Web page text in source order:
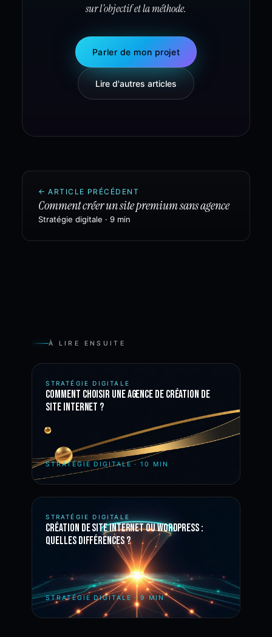
sur l'objectif et la méthode.
Parler de mon projet
Lire d'autres articles
← ARTICLE PRÉCÉDENT
Comment créer un site premium sans agence
Stratégie digitale · 9 min
À LIRE ENSUITE
STRATÉGIE DIGITALE
Comment choisir une agence de création de
site internet ?
STRATÉGIE DIGITALE·10 MIN
STRATÉGIE DIGITALE
Création de site internet ou WordPress :
quelles différences ?
STRATÉGIE DIGITALE·9 MIN